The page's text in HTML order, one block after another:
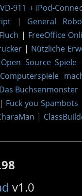
911 + iPod-
| General
| FreeOffice
| Nützliche
Open Source
Computerspiele
Das Buchsenmonster
| Fuck you Spambots
|
v1.0